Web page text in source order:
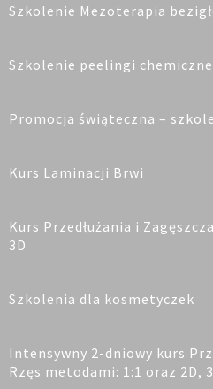
Szkolenie Mezoterapia
Szkolenie peelingi chemiczne
Promocja świąteczna –
Kurs Laminacji Brwi
Kurs Przedłużania i
3D
Szkolenia dla kosmetyczek
Intensywny 2-dniowy kurs
Rzęs metodami: 1:1 oraz 2D,